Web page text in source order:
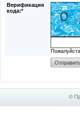
Верификация
кода:*
©